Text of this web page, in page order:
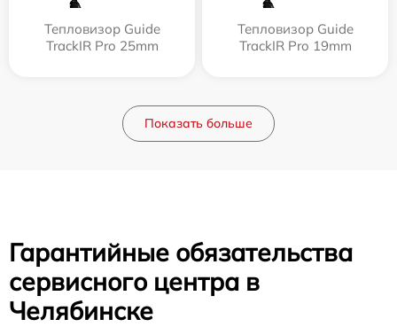
Тепловизор Guide
TrackIR Pro 25mm
Тепловизор Guide
TrackIR Pro 19mm
Показать больше
Гарантийные обязательства
сервисного центра в
Челябинске